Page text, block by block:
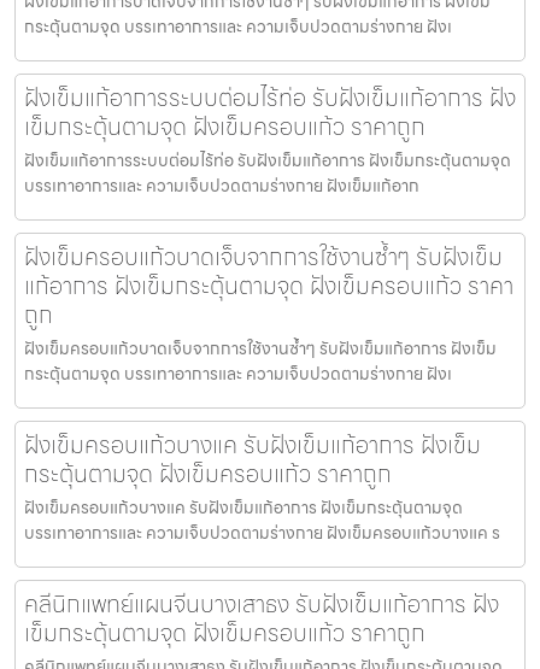
กระตุ้นตามจุด บรรเทาอาการและ ความเจ็บปวดตามร่างกาย ฝังเ
ฝังเข็มแก้อาการระบบต่อมไร้ท่อ รับฝังเข็มแก้อาการ ฝัง
เข็มกระตุ้นตามจุด ฝังเข็มครอบแก้ว ราคาถูก
ฝังเข็มแก้อาการระบบต่อมไร้ท่อ รับฝังเข็มแก้อาการ ฝังเข็มกระตุ้นตามจุด
บรรเทาอาการและ ความเจ็บปวดตามร่างกาย ฝังเข็มแก้อาก
ฝังเข็มครอบแก้วบาดเจ็บจากการใช้งานซ้ำๆ รับฝังเข็ม
แก้อาการ ฝังเข็มกระตุ้นตามจุด ฝังเข็มครอบแก้ว ราคา
ถูก
ฝังเข็มครอบแก้วบาดเจ็บจากการใช้งานซ้ำๆ รับฝังเข็มแก้อาการ ฝังเข็ม
กระตุ้นตามจุด บรรเทาอาการและ ความเจ็บปวดตามร่างกาย ฝังเ
ฝังเข็มครอบแก้วบางแค รับฝังเข็มแก้อาการ ฝังเข็ม
กระตุ้นตามจุด ฝังเข็มครอบแก้ว ราคาถูก
ฝังเข็มครอบแก้วบางแค รับฝังเข็มแก้อาการ ฝังเข็มกระตุ้นตามจุด
บรรเทาอาการและ ความเจ็บปวดตามร่างกาย ฝังเข็มครอบแก้วบางแค ร
คลีนิกแพทย์แผนจีนบางเสาธง รับฝังเข็มแก้อาการ ฝัง
เข็มกระตุ้นตามจุด ฝังเข็มครอบแก้ว ราคาถูก